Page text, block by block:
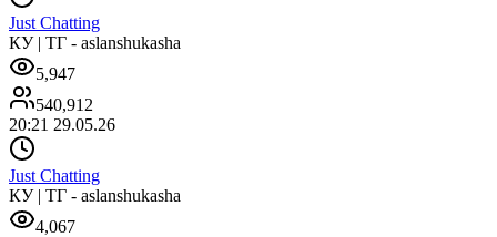
Just Chatting
КУ | ТГ - aslanshukasha
5,947
540,912
20:21 29.05.26
Just Chatting
КУ | ТГ - aslanshukasha
4,067